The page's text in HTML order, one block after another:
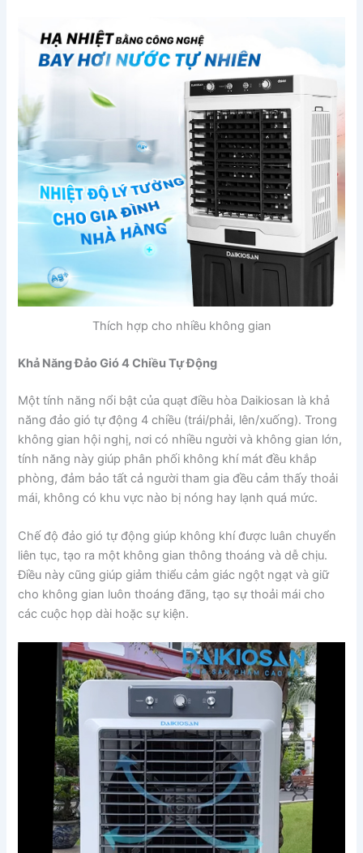
Thích hợp cho nhiều không gian
Khả Năng Đảo Gió 4 Chiều Tự Động
Một tính năng nổi bật của quạt điều hòa Daikiosan là khả
năng đảo gió tự động 4 chiều (trái/phải, lên/xuống). Trong
không gian hội nghị, nơi có nhiều người và không gian lớn,
tính năng này giúp phân phối không khí mát đều khắp
phòng, đảm bảo tất cả người tham gia đều cảm thấy thoải
mái, không có khu vực nào bị nóng hay lạnh quá mức.
Chế độ đảo gió tự động giúp không khí được luân chuyển
liên tục, tạo ra một không gian thông thoáng và dễ chịu.
Điều này cũng giúp giảm thiểu cảm giác ngột ngạt và giữ
cho không gian luôn thoáng đãng, tạo sự thoải mái cho
các cuộc họp dài hoặc sự kiện.